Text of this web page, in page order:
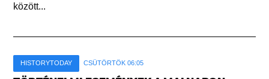
között...
HISTORYTODAY CSÜTÖRTÖK 06:05